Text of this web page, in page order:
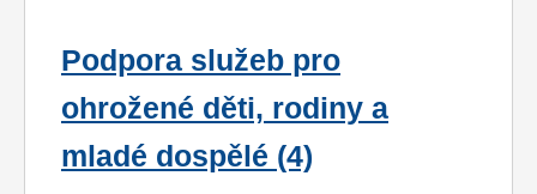
Podpora služeb pro
ohrožené děti, rodiny a
mladé dospělé (4)